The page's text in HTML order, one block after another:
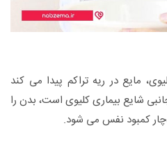
مایع در ریه تراکم پیدا می کند
شایع بیماری کلیوی است، بدن را
کمبود نفس می شود.